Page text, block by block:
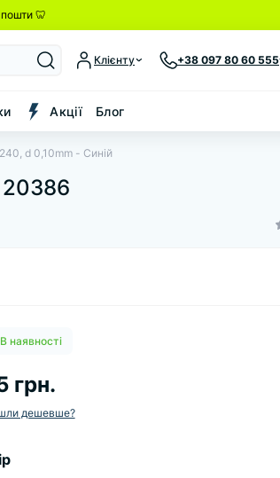
🦷
Клієнту +38 097 80 60 555
Акції Блог
d 0,10mm - Синій
В наявності
грн.
дешевше?